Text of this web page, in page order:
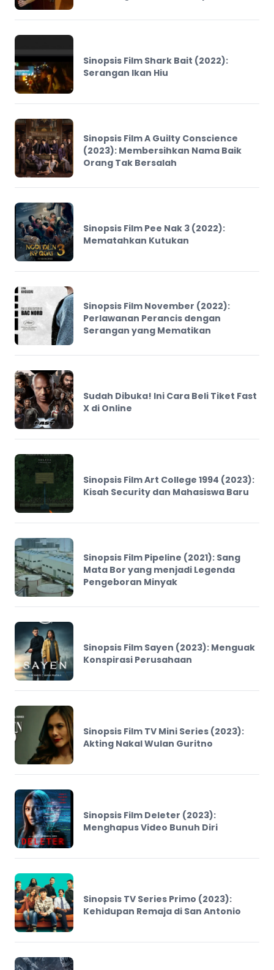
Sinopsis Film Shark Bait (2022):
Serangan Ikan Hiu
Sinopsis Film A Guilty Conscience
(2023): Membersihkan Nama Baik
Orang Tak Bersalah
Sinopsis Film Pee Nak 3 (2022):
Mematahkan Kutukan
Sinopsis Film November (2022):
Perlawanan Perancis dengan
Serangan yang Mematikan
Sudah Dibuka! Ini Cara Beli Tiket Fast
X di Online
Sinopsis Film Art College 1994 (2023):
Kisah Security dan Mahasiswa Baru
Sinopsis Film Pipeline (2021): Sang
Mata Bor yang menjadi Legenda
Pengeboran Minyak
Sinopsis Film Sayen (2023): Menguak
Konspirasi Perusahaan
Sinopsis Film TV Mini Series (2023):
Akting Nakal Wulan Guritno
Sinopsis Film Deleter (2023):
Menghapus Video Bunuh Diri
Sinopsis TV Series Primo (2023):
Kehidupan Remaja di San Antonio